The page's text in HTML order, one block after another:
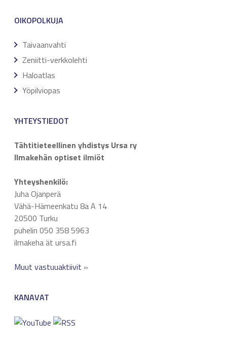
OIKOPOLKUJA
Taivaanvahti
Zeniitti-verkkolehti
Haloatlas
Yöpilviopas
YHTEYSTIEDOT
Tähtitieteellinen yhdistys Ursa ry
Ilmakehän optiset ilmiöt
Yhteyshenkilö:
Juha Ojanperä
Vähä-Hämeenkatu 8a A 14
20500 Turku
puhelin 050 358 5963
ilmakeha ät ursa.fi
Muut vastuuaktiivit »
KANAVAT